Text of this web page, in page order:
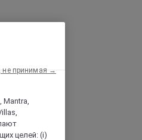
Mantra,
целей: (i)
не принимая →